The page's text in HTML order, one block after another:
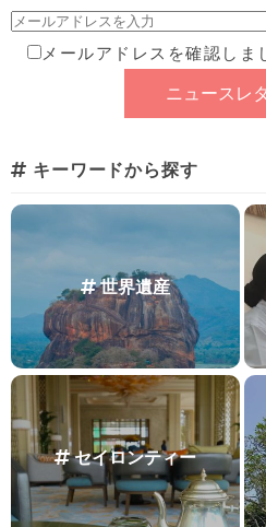
メールアドレスを確認しま
キーワードから探す
世界遺産
セイロンティー